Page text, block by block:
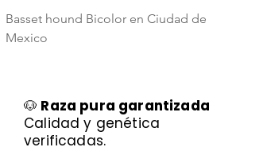
Basset hound Bicolor en Ciudad de
Mexico
🐶 Raza pura garantizada
Calidad y genética
verificadas.